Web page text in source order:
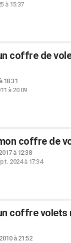
à 15:37
coffre de
18:31
à 20:09
coffre de
à 12:38
2024 à 17:34
coffre volets
à 21:52